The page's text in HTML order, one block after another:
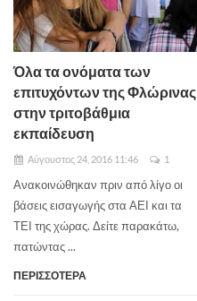
Όλα τα ονόματα των
επιτυχόντων της Φλώρινας
στην τριτοβάθμια
εκπαίδευση
Αύγουστος 24, 2016 11:46 1
Ανακοινώθηκαν πριν από λίγο οι
βάσεις εισαγωγής στα ΑΕΙ και τα
ΤΕΙ της χώρας. Δείτε παρακάτω,
πατώντας ...
ΠΕΡΙΣΣΟΤΕΡΑ